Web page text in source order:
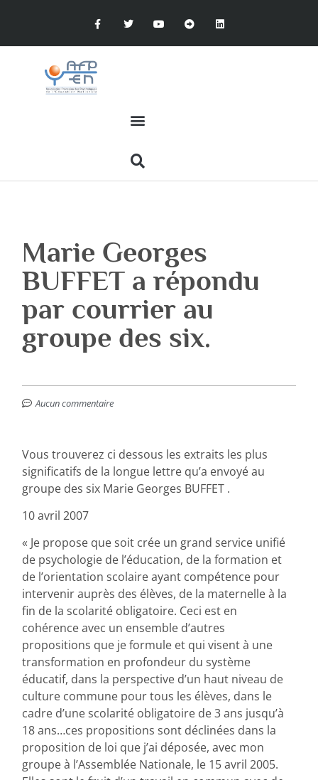
Marie Georges
BUFFET a répondu
par courrier au
groupe des six.
Aucun commentaire
Vous trouverez ci dessous les extraits les plus
significatifs de la longue lettre qu’a envoyé au
groupe des six Marie Georges BUFFET .
10 avril 2007
« Je propose que soit crée un grand service unifié
de psychologie de l’éducation, de la formation et
de l’orientation scolaire ayant compétence pour
intervenir auprès des élèves, de la maternelle à la
fin de la scolarité obligatoire. Ceci est en
cohérence avec un ensemble d’autres
propositions que je formule et qui visent à une
transformation en profondeur du système
éducatif, dans la perspective d’un haut niveau de
culture commune pour tous les élèves, dans le
cadre d’une scolarité obligatoire de 3 ans jusqu’à
18 ans…ces propositions sont déclinées dans la
proposition de loi que j’ai déposée, avec mon
groupe à l’Assemblée Nationale, le 15 avril 2005.